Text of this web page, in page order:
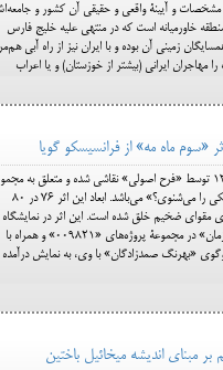
و آیینۀ واقعی و حقیقی آن کشور و
خاورمیانه است که در منتهی علیه خلیج فارس
زمینی آن بوده و با ایران نیز از راه آبی
ایرانی (بیشتر از خوزستان) و یا اعراب
«سوم ماه مه» از فرانسیسکو گویا
مقدمه اثر «گویا و من» در سال 1398 توسط «فرح اصولی» نقاشی شده و متعلق به
«گوش کن! صدای فروشکستن تاریکی را می‌شنوی؟» می‌باشد. ابعاد این اثر 76 در 80
مقوای ضخیم خلق شده است. این اثر در نمایشگاه
انفرادی هنرمند با عنوان «جاری در زمان» در مجموعۀ پروژه‌های «009821» و همراه با
«بهرنگ صمدزادگان» با وی، به نمایش درآمده
مبنای اندیشه میخائیل باختین